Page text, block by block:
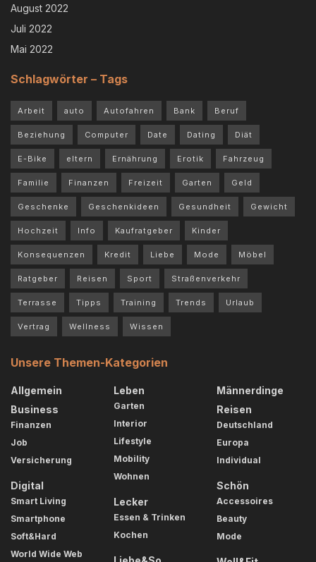
August 2022
Juli 2022
Mai 2022
Schlagwörter – Tags
Arbeit auto Autofahren Bank Beruf
Beziehung Computer Date Dating Diät
E-Bike eltern Ernährung Erotik Fahrzeug
Familie Finanzen Freizeit Garten Geld
Geschenke Geschenkideen Gesundheit Gewicht
Hochzeit Info Kaufratgeber Kinder
Konsequenzen Kredit Liebe Mode Möbel
Ratgeber Reisen Sport Straßenverkehr
Terrasse Tipps Training Trends Urlaub
Vertrag Wellness Wissen
Unsere Themen-Kategorien
Allgemein
Business
Finanzen
Job
Versicherung
Digital
Smart Living
Smartphone
Soft&Hard
World Wide Web
Leben
Garten
Interior
Lifestyle
Mobility
Wohnen
Lecker
Essen & Trinken
Kochen
Männerdinge
Reisen
Deutschland
Europa
Individual
Schön
Accessoires
Beauty
Mode